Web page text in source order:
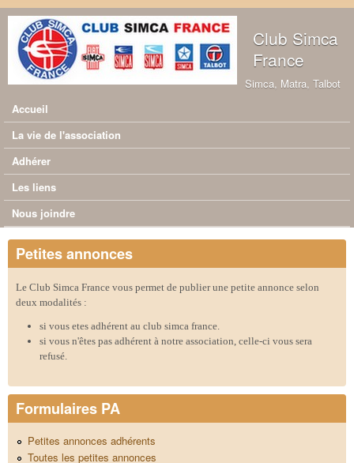
Aller au contenu principal
Club Simca
France
Simca, Matra, Talbot
Menu principal
Accueil
La vie de l'association
Adhérer
Les liens
Nous joindre
Petites annonces
Le Club Simca France vous permet de publier une petite annonce selon
deux modalités :
si vous etes adhérent au club simca france.
si vous n'êtes pas adhérent à notre association, celle-ci vous sera
refusé.
Formulaires PA
Petites annonces adhérents
Toutes les petites annonces